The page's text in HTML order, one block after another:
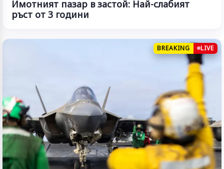
Имотният пазар в застой: Най-слабият
ръст от 3 години
BREAKING LIVE